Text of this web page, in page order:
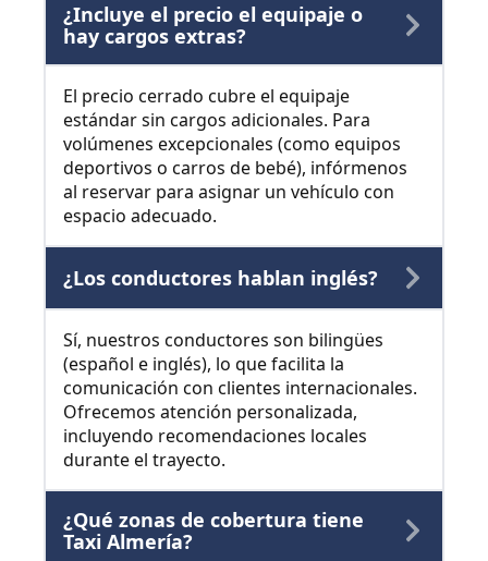
¿Incluye el precio el equipaje o
hay cargos extras?
El precio cerrado cubre el equipaje
estándar sin cargos adicionales. Para
volúmenes excepcionales (como equipos
deportivos o carros de bebé), infórmenos
al reservar para asignar un vehículo con
espacio adecuado.
¿Los conductores hablan inglés?
Sí, nuestros conductores son bilingües
(español e inglés), lo que facilita la
comunicación con clientes internacionales.
Ofrecemos atención personalizada,
incluyendo recomendaciones locales
durante el trayecto.
¿Qué zonas de cobertura tiene
Taxi Almería?